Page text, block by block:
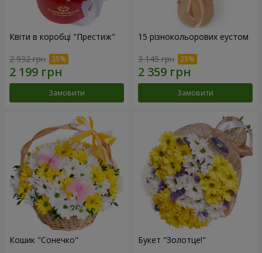
Квіти в коробці "Престиж"
2 932 грн
Замовити
15 різнокольорових еустом
3 145 грн
Замовити
Кошик "Сонечко" Букет "Золотце!"